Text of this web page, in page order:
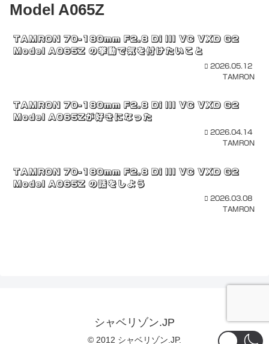
Model A065Z
TAMRON 70-180mm F2.8 Di III VC VXD G2
Model A065Z の挙動で気を付けたいこと
2026.05.12
TAMRON
TAMRON 70-180mm F2.8 Di III VC VXD G2
Model A065Zが好きになった
2026.04.14
TAMRON
TAMRON 70-180mm F2.8 Di III VC VXD G2
Model A065Z の話をしよう
2026.03.08
TAMRON
シャベリゾン.JP
© 2012 シャベリゾン.JP.